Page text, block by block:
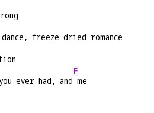
freeze dried romance
ever had, and
F
me